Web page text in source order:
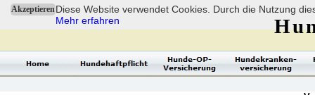
AkzeptierenDiese Website verwendet Cookies. Durch die Nutzung
Mehr erfahren